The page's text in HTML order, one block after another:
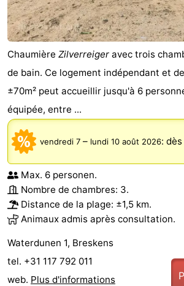
Chaumière Zilverreiger avec trois
de bain. Ce logement indépendant et
±70m² peut accueillir jusqu'à 6
équipée, entre ...
vendredi 7 – lundi 10 août 2026:
Max. 6 personen.
Nombre de chambres: 3.
Distance de la plage: ±1,5 km.
Animaux admis après consultation.
Waterdunen 1, Breskens
tel. +31 117 792 011
web. Plus d'informations